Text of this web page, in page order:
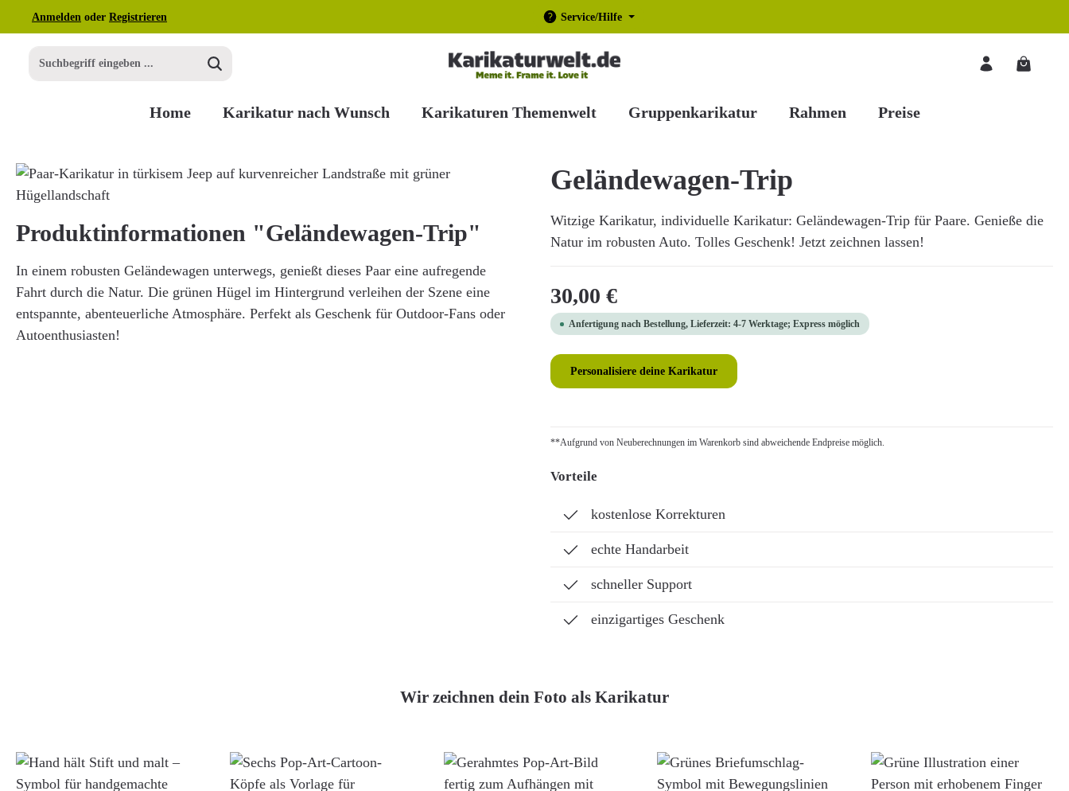
Hauptinhalt springen
Zur Suche springen
Zur Hauptnavigation springen
Anmelden oder Registrieren Service/Hilfe
Home Karikatur nach Wunsch Karikaturen Themenwelt Gruppenkarikatur Rahmen Preise
Bildergalerie überspringen Geländewagen-Trip
Witzige Karikatur, individuelle Karikatur: Geländewagen-Trip für Paare. Genieße die
Natur im robusten Auto. Tolles Geschenk! Jetzt zeichnen lassen!
Regulärer Preis:
30,00 €
Anfertigung nach Bestellung, Lieferzeit: 4-7 Werktage; Express möglich
Personalisiere deine Karikatur
**Aufgrund von Neuberechnungen im Warenkorb sind abweichende Endpreise möglich.
Vorteile
kostenlose Korrekturen
echte Handarbeit
schneller Support
einzigartiges Geschenk
Produktinformationen "Geländewagen-Trip"
In einem robusten Geländewagen unterwegs, genießt dieses Paar eine aufregende
Fahrt durch die Natur. Die grünen Hügel im Hintergrund verleihen der Szene eine
entspannte, abenteuerliche Atmosphäre. Perfekt als Geschenk für Outdoor-Fans oder
Autoenthusiasten!
Wir zeichnen dein Foto als Karikatur